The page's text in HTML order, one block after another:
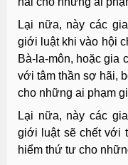
Lại nữa, này các
giới luật khi vào hội
Bà-la-môn, hoặc gia
với tâm thần sợ hãi,
cho những ai phạm
Lại nữa, này các
giới luật sẽ chết với
hiểm thứ tư cho